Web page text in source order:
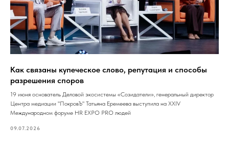
Как связаны купеческое слово, репутация и способы
разрешения споров
19 июня основатель Деловой экосистемы «Созидатели», генеральный директор
Центра медиации "ПокровЪ" Татьяна Еремеева выступила на XXIV
Международном форуме HR EXPO PRO людей
09.07.2026